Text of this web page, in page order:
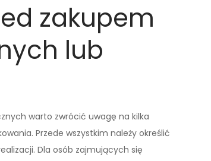
zakupem
lub
warto zwrócić uwagę na kilka
Przede wszystkim należy określić
Dla osób zajmujących się